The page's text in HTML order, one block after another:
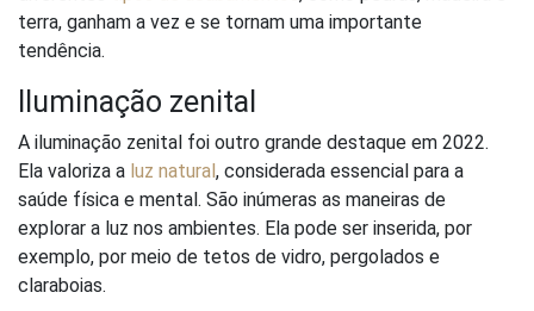
terra, ganham a vez e se tornam uma importante
tendência.
Iluminação zenital
A iluminação zenital foi outro grande destaque em 2022.
Ela valoriza a luz natural , considerada essencial para a
saúde física e mental. São inúmeras as maneiras de
explorar a luz nos ambientes. Ela pode ser inserida, por
exemplo, por meio de tetos de vidro, pergolados e
claraboias.